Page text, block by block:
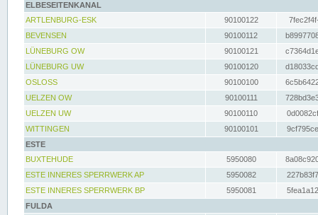
ELBESEITENKANAL
ARTLENBURG-ESK
90100122
BEVENSEN
90100112
LÜNEBURG OW
90100121
LÜNEBURG UW
90100120
OSLOSS
90100100
UELZEN OW
90100111
UELZEN UW
90100110
WITTINGEN
90100101
ESTE
BUXTEHUDE
5950080
ESTE INNERES SPERRWERK AP
5950082
ESTE INNERES SPERRWERK BP
5950081
FULDA